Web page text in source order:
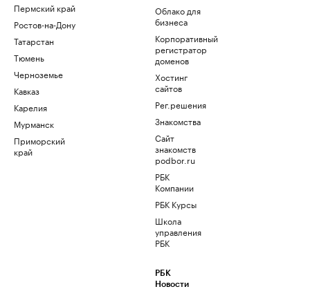
Пермский край
Ростов-на-Дону
Татарстан
Тюмень
Черноземье
Кавказ
Карелия
Мурманск
Приморский
край
Облако для
бизнеса
Корпоративный
регистратор
доменов
Хостинг
сайтов
Рег.решения
Знакомства
Сайт
знакомств
podbor.ru
РБК
Компании
РБК Курсы
Школа
управления
РБК
РБК
Новости